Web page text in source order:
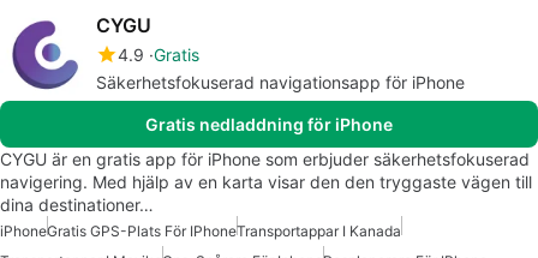
CYGU
4.9 Gratis
Säkerhetsfokuserad navigationsapp för iPhone
Gratis nedladdning för iPhone
CYGU är en gratis app för iPhone som erbjuder säkerhetsfokuserad
navigering. Med hjälp av en karta visar den den tryggaste vägen till
dina destinationer…
iPhoneGratis GPS-Plats För IPhoneTransportappar I Kanada